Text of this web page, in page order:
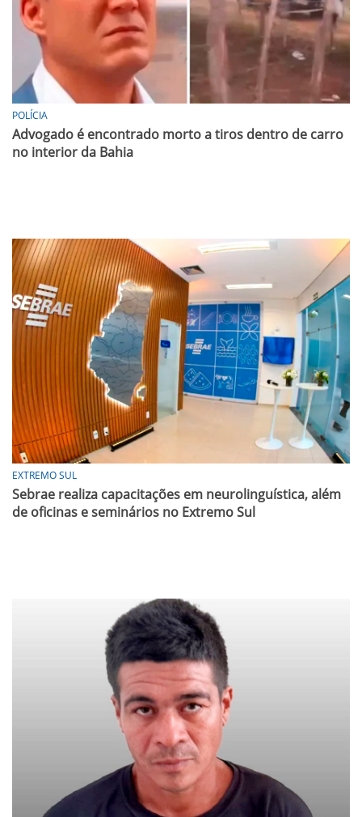
POLÍCIA
Advogado é encontrado morto a tiros dentro de carro
no interior da Bahia
EXTREMO SUL
Sebrae realiza capacitações em neurolinguística, além
de oficinas e seminários no Extremo Sul